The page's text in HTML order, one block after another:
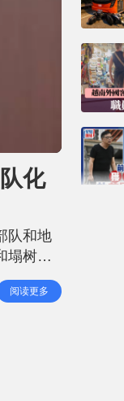
化
队和地
塌树伤
意外。
低人命
阅读更多